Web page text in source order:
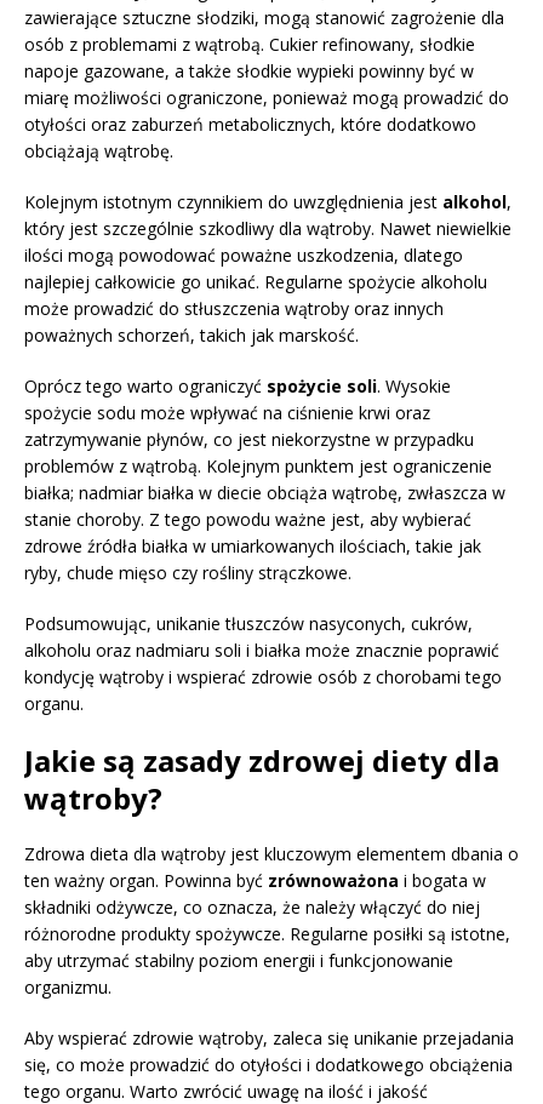
zawierające sztuczne słodziki, mogą stanowić zagrożenie dla
osób z problemami z wątrobą. Cukier refinowany, słodkie
napoje gazowane, a także słodkie wypieki powinny być w
miarę możliwości ograniczone, ponieważ mogą prowadzić do
otyłości oraz zaburzeń metabolicznych, które dodatkowo
obciążają wątrobę.
Kolejnym istotnym czynnikiem do uwzględnienia jest alkohol,
który jest szczególnie szkodliwy dla wątroby. Nawet niewielkie
ilości mogą powodować poważne uszkodzenia, dlatego
najlepiej całkowicie go unikać. Regularne spożycie alkoholu
może prowadzić do stłuszczenia wątroby oraz innych
poważnych schorzeń, takich jak marskość.
Oprócz tego warto ograniczyć spożycie soli. Wysokie
spożycie sodu może wpływać na ciśnienie krwi oraz
zatrzymywanie płynów, co jest niekorzystne w przypadku
problemów z wątrobą. Kolejnym punktem jest ograniczenie
białka; nadmiar białka w diecie obciąża wątrobę, zwłaszcza w
stanie choroby. Z tego powodu ważne jest, aby wybierać
zdrowe źródła białka w umiarkowanych ilościach, takie jak
ryby, chude mięso czy rośliny strączkowe.
Podsumowując, unikanie tłuszczów nasyconych, cukrów,
alkoholu oraz nadmiaru soli i białka może znacznie poprawić
kondycję wątroby i wspierać zdrowie osób z chorobami tego
organu.
Jakie są zasady zdrowej diety dla
wątroby?
Zdrowa dieta dla wątroby jest kluczowym elementem dbania o
ten ważny organ. Powinna być zrównoważona i bogata w
składniki odżywcze, co oznacza, że należy włączyć do niej
różnorodne produkty spożywcze. Regularne posiłki są istotne,
aby utrzymać stabilny poziom energii i funkcjonowanie
organizmu.
Aby wspierać zdrowie wątroby, zaleca się unikanie przejadania
się, co może prowadzić do otyłości i dodatkowego obciążenia
tego organu. Warto zwrócić uwagę na ilość i jakość